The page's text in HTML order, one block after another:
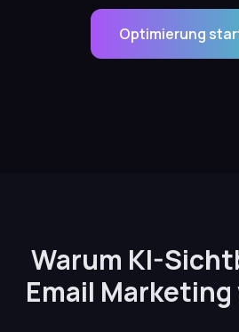
Optimierung
Warum KI-
Email